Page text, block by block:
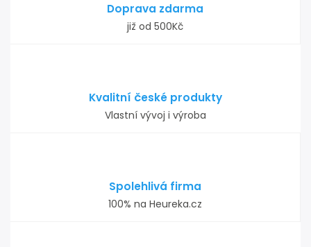
Doprava zdarma
již od 500Kč
Kvalitní české produkty
Vlastní vývoj i výroba
Spolehlivá firma
100% na Heureka.cz